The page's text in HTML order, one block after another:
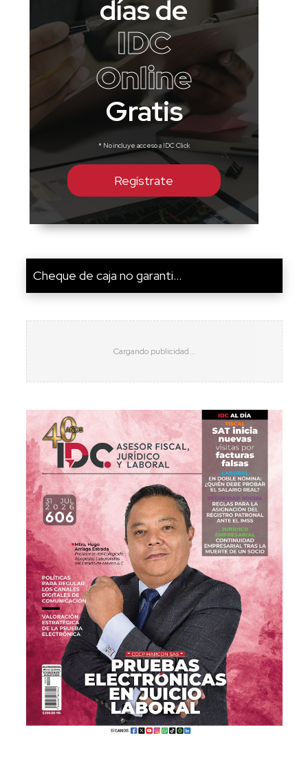
días de
IDC
Online
Gratis
* No incluye acceso a IDC Click
Regístrate
Cheque de caja no garanti...